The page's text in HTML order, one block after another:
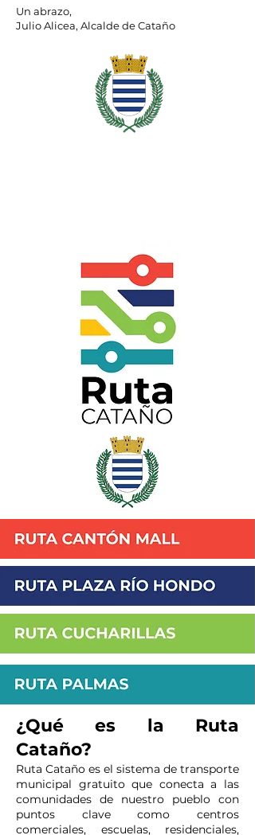
Un abrazo,
Julio Alicea, Alcalde de Cataño
¿Qué es la Ruta
Cataño?
Ruta Cataño es el sistema de transporte
municipal gratuito que conecta a las
comunidades de nuestro pueblo con
puntos clave como centros
comerciales, escuelas, residenciales,